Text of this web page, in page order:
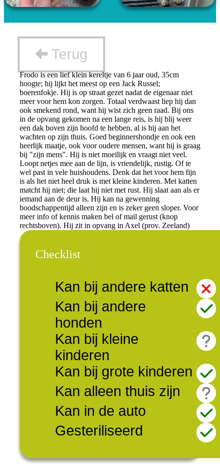
Terug
Frodo is een lief klein kereltje van 6 jaar oud, 35cm
hoogte; hij lijkt het meest op een Jack Russel;
boerenfokje. Hij is op straat gezet nadat de eigenaar niet
meer voor hem kon zorgen. Totaal verdwaast liep hij dan
ook smekend rond, want hij wist zich geen raad. Bij ons
in de opvang gekomen na een lange reis, is hij blij weer
een dak boven zijn hoofd te hebben, al is hij aan het
wachten op zijn thuis. Goed beginnershondje en ook een
heerlijk maatje, ook voor oudere mensen, want hij is graag
bij "zijn mens". Hij is niet moeilijk en vraagt niet veel.
Loopt netjes mee aan de lijn, is vriendelijk, rustig. Of te
wel past in vele huishoudens. Denk dat het voor hem fijn
is als het niet heel druk is met kleine kinderen. Met katten
matcht hij niet; die laat hij niet met rust. Hij slaat aan als er
iemand aan de deur is. Hij kan na gewenning
boodschappentijd alleen zijn en is zeker geen sloper. Voor
meer info of kennis maken bel of mail gerust (knop
rechtsboven). Hij zit in opvang in Axel (prov. Zeeland)
Checklist
Kan bij andere katten
Kan bij andere
honden
Kan bij kleine
kinderen
Kan bij grote kinderen
Kan alleen thuis zijn
Kan in de auto
Gesteriliseerd